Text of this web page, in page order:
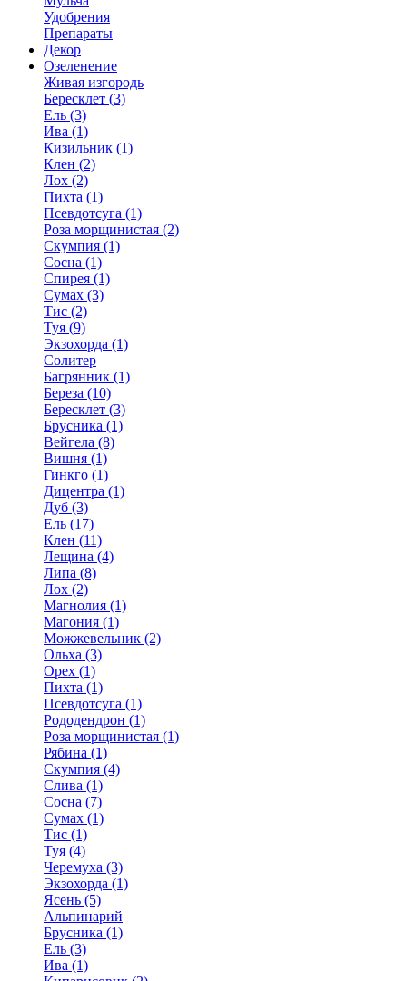
Удобрения
Препараты
Декор
Озеленение
Живая изгородь
Бересклет (3)
Ель (3)
Ива (1)
Кизильник (1)
Клен (2)
Лох (2)
Пихта (1)
Псевдотсуга (1)
Роза морщинистая (2)
Скумпия (1)
Сосна (1)
Спирея (1)
Сумах (3)
Тис (2)
Туя (9)
Экзохорда (1)
Солитер
Багрянник (1)
Береза (10)
Бересклет (3)
Брусника (1)
Вейгела (8)
Вишня (1)
Гинкго (1)
Дицентра (1)
Дуб (3)
Ель (17)
Клен (11)
Лещина (4)
Липа (8)
Лох (2)
Магнолия (1)
Магония (1)
Можжевельник (2)
Ольха (3)
Орех (1)
Пихта (1)
Псевдотсуга (1)
Рододендрон (1)
Роза морщинистая (1)
Рябина (1)
Скумпия (4)
Слива (1)
Сосна (7)
Сумах (1)
Тис (1)
Туя (4)
Черемуха (3)
Экзохорда (1)
Ясень (5)
Альпинарий
Брусника (1)
Ель (3)
Ива (1)